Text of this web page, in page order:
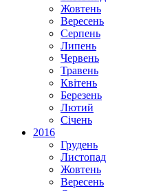
Жовтень
Вересень
Серпень
Липень
Червень
Травень
Квітень
Березень
Лютий
Січень
2016
Грудень
Листопад
Жовтень
Вересень